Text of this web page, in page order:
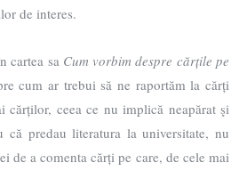
de interes.
cartea sa Cum vorbim despre cărțile pe
cum ar trebui să ne raportăm la cărți
cărților, ceea ce nu implică neapărat şi
că predau literatura la universitate, nu
de a comenta cărți pe care, de cele mai